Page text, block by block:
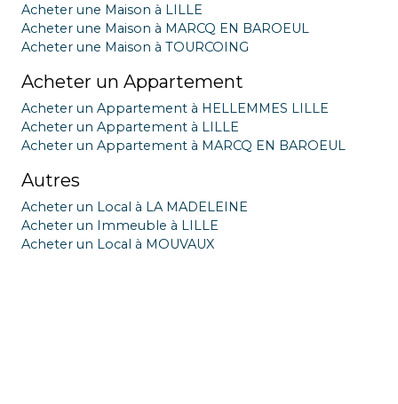
Acheter une Maison à LILLE
Acheter une Maison à MARCQ EN BAROEUL
Acheter une Maison à TOURCOING
Acheter un Appartement
Acheter un Appartement à HELLEMMES LILLE
Acheter un Appartement à LILLE
Acheter un Appartement à MARCQ EN BAROEUL
Autres
Acheter un Local à LA MADELEINE
Acheter un Immeuble à LILLE
Acheter un Local à MOUVAUX